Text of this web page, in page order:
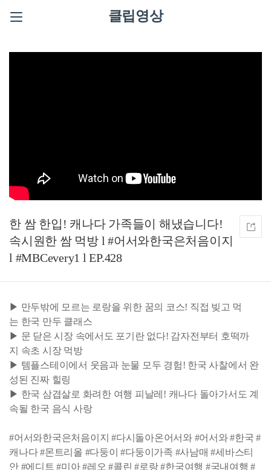
클립영상
한 쌈 한입! 캐나다 가족들이 해냈습니다!
속시원한 쌈 먹방 l #어서와한국은처음이지
l #MBCevery1 l EP.428
▶ 만두밖에 모르는 로랑을 위한 꿈의 코스! 직접 빚고 먹
는 한국 만두 클래스
▶ 문 닫은 시장 속에서도 포기란 없다! 감자전부터 호떡까
지 속초 시장 먹방
▶ 템플스테이에서 웃음과 눈물 모두 경험! 한국 사찰에서 완
성된 진짜 힐링
▶ 한국 삼겹살로 화려한 여행 피날레! 캐나다 돌아가서도 계
속될 한국 음식 사랑
#어서와한국은처음이지 #다시돌아온어서와 #어서와 #한국 #
캐나다 #몬트리올 #다둥이 #다둥이가족 #사남매 #세바스티
안 #에디트 #미아 #레오 #콜린 #로랑 #한국여행 #국내여행 #